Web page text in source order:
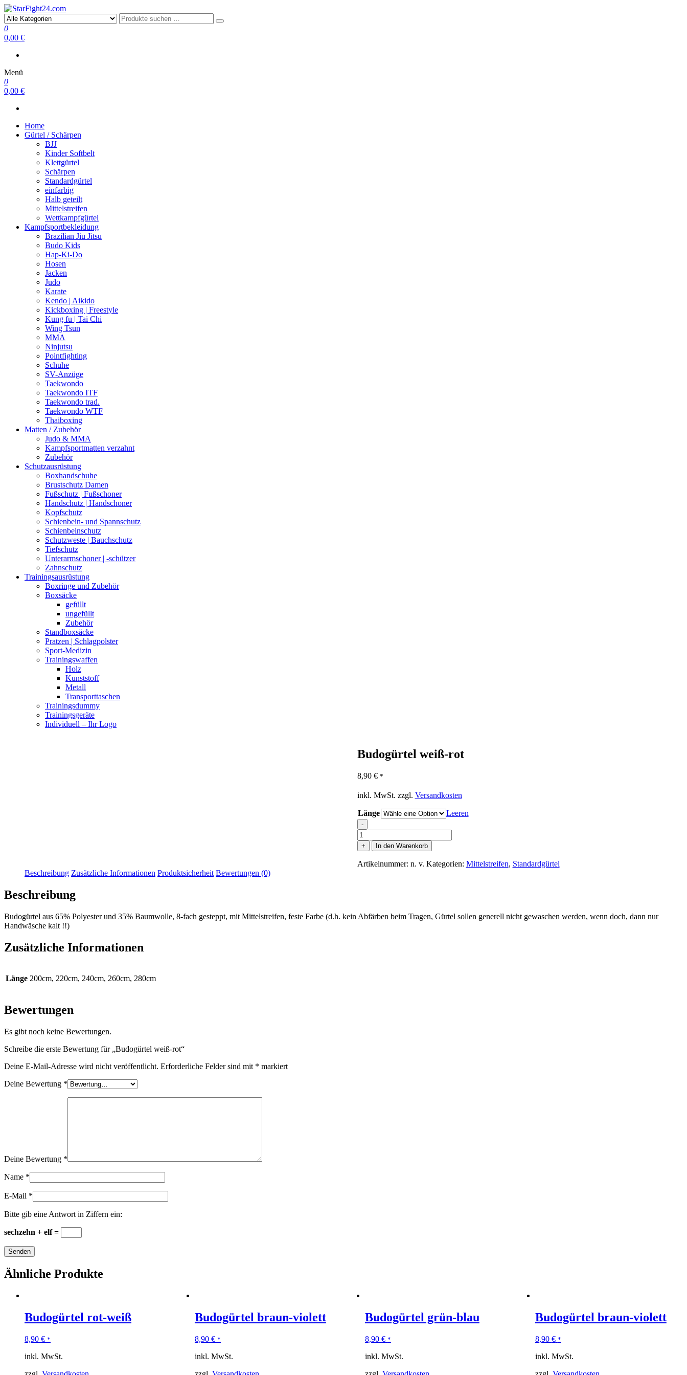
StarFight24.com
Kampfsportartikel
0
0,00 €
Menü
0
0,00 €
Home
Gürtel / Schärpen
BJJ
Kinder Softbelt
Klettgürtel
Schärpen
Standardgürtel
einfarbig
Halb geteilt
Mittelstreifen
Wettkampfgürtel
Kampfsportbekleidung
Brazilian Jiu Jitsu
Budo Kids
Hap-Ki-Do
Hosen
Jacken
Judo
Karate
Kendo | Aikido
Kickboxing | Freestyle
Kung fu | Tai Chi
Wing Tsun
MMA
Ninjutsu
Pointfighting
Schuhe
SV-Anzüge
Taekwondo
Taekwondo ITF
Taekwondo trad.
Taekwondo WTF
Thaiboxing
Matten / Zubehör
Judo & MMA
Kampfsportmatten verzahnt
Zubehör
Schutzausrüstung
Boxhandschuhe
Brustschutz Damen
Fußschutz | Fußschoner
Handschutz | Handschoner
Kopfschutz
Schienbein- und Spannschutz
Schienbeinschutz
Schutzweste | Bauchschutz
Tiefschutz
Unterarmschoner | -schützer
Zahnschutz
Trainingsausrüstung
Boxringe und Zubehör
Boxsäcke
gefüllt
ungefüllt
Zubehör
Standboxsäcke
Pratzen | Schlagpolster
Sport-Medizin
Trainingswaffen
Holz
Kunststoff
Metall
Transporttaschen
Trainingsdummy
Trainingsgeräte
Individuell – Ihr Logo
Budogürtel weiß-rot
8,90 € *
inkl. MwSt. zzgl. Versandkosten
Länge Leeren
-
Budogürtel
weiß-
rot
Menge
+ In den Warenkorb
Artikelnummer: n. v. Kategorien: Mittelstreifen, Standardgürtel
Beschreibung Zusätzliche Informationen Produktsicherheit Bewertungen (0)
Beschreibung
Budogürtel aus 65% Polyester und 35% Baumwolle, 8-fach gesteppt, mit Mittelstreifen, feste Farbe (d.h. kein Abfärben beim Tragen, Gürtel sollen generell nicht gewaschen werden, wenn doch, dann nur
Handwäsche kalt !!)
Zusätzliche Informationen
Länge 200cm, 220cm, 240cm, 260cm, 280cm
Bewertungen
Es gibt noch keine Bewertungen.
Schreibe die erste Bewertung für „Budogürtel weiß-rot“
Deine E-Mail-Adresse wird nicht veröffentlicht. Erforderliche Felder sind mit * markiert
Deine Bewertung *
Deine Bewertung *
Name *
E-Mail *
Bitte gib eine Antwort in Ziffern ein:
sechzehn + elf =
Ähnliche Produkte
Budogürtel rot-weiß
8,90 € *
inkl. MwSt.
Budogürtel braun-violett
8,90 € *
inkl. MwSt.
Budogürtel grün-blau
8,90 € *
inkl. MwSt.
Budogürtel braun-violett
8,90 € *
inkl. MwSt.